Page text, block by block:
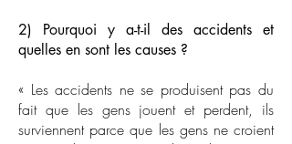
2) Pourquoi y a-t-il des accidents et
quelles en sont les causes ?
« Les accidents ne se produisent pas du
fait que les gens jouent et perdent, ils
surviennent parce que les gens ne croient